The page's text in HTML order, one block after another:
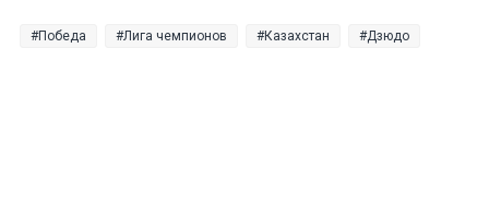
Победа Лига чемпионов Казахстан Дзюдо